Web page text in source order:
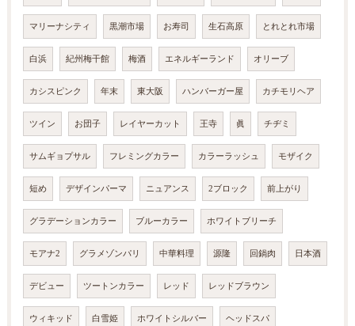
マリーナシティ 黒潮市場 お寿司 生石高原 とれとれ市場
白浜 紀州梅干館 梅酒 エネルギーランド オリーブ
カシスピンク 年末 東大阪 ハンバーガー屋 カチモリヘア
ツイン お団子 レイヤーカット 王寺 眞 チヂミ
サムギョプサル フレミングカラー カラーラッシュ モザイク
短め デザインパーマ ニュアンス 2ブロック 前上がり
グラデーションカラー ブルーカラー ホワイトブリーチ
モアナ2 グラメゾンパリ 中華料理 源隆 回鍋肉 日本酒
デビュー ツートンカラー レッド レッドブラウン
ウィキッド 白雪姫 ホワイトシルバー ヘッドスパ